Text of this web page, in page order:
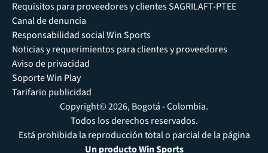
Requisitos para proveedores y clientes SAGRILAFT-PTEE
Canal de denuncia
Responsabilidad social Win Sports
Noticias y requerimientos para clientes y proveedores
Aviso de privacidad
Soporte Win Play
Tarifario publicidad
Copyright© 2026, Bogotá - Colombia.
Todos los derechos reservados.
Está prohibida la reproducción total o parcial de la página
Un producto Win Sports